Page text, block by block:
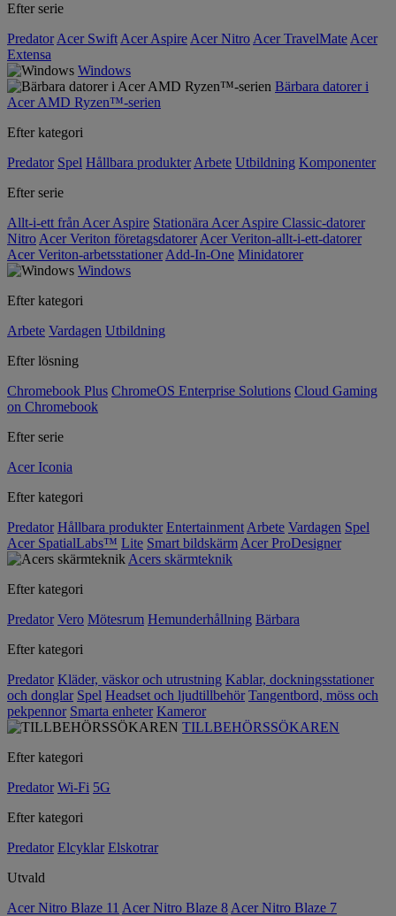
Efter serie
Predator Acer Swift Acer Aspire Acer Nitro Acer TravelMate Acer
Extensa
Windows
Bärbara datorer i
Acer AMD Ryzen™-serien
Efter kategori
Predator Spel Hållbara produkter Arbete Utbildning Komponenter
Efter serie
Allt-i-ett från Acer Aspire Stationära Acer Aspire Classic-datorer
Nitro Acer Veriton företagsdatorer Acer Veriton-allt-i-ett-datorer
Acer Veriton-arbetsstationer Add-In-One Minidatorer
Windows
Efter kategori
Arbete Vardagen Utbildning
Efter lösning
Chromebook Plus ChromeOS Enterprise Solutions Cloud Gaming
on Chromebook
Efter serie
Acer Iconia
Efter kategori
Predator Hållbara produkter Entertainment Arbete Vardagen Spel
Acer SpatialLabs™ Lite Smart bildskärm Acer ProDesigner
Acers skärmteknik
Efter kategori
Predator Vero Mötesrum Hemunderhållning Bärbara
Efter kategori
Predator Kläder, väskor och utrustning Kablar, dockningsstationer
och donglar Spel Headset och ljudtillbehör Tangentbord, möss och
pekpennor Smarta enheter Kameror
TILLBEHÖRSSÖKAREN
Efter kategori
Predator Wi-Fi 5G
Efter kategori
Predator Elcyklar Elskotrar
Utvald
Acer Nitro Blaze 11 Acer Nitro Blaze 8 Acer Nitro Blaze 7